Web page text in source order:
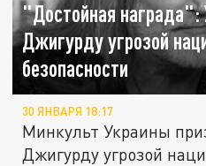
"Достойная награда":
Джигурду угрозой
безопасности
30 ЯНВАРЯ 18:17
Минкульт Украины
Джигурду угрозой